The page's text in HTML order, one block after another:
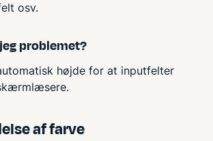
osv.
problemet?
højde for at inputfelter
af farve